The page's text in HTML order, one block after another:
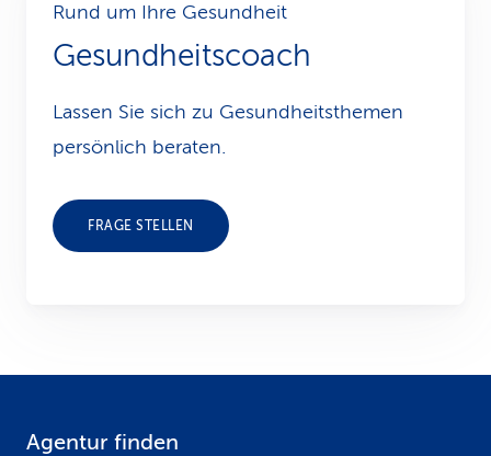
Rund um Ihre Gesundheit
Gesundheitscoach
Lassen Sie sich zu Gesundheits­themen
persönlich beraten.
FRAGE STELLEN
Agentur finden